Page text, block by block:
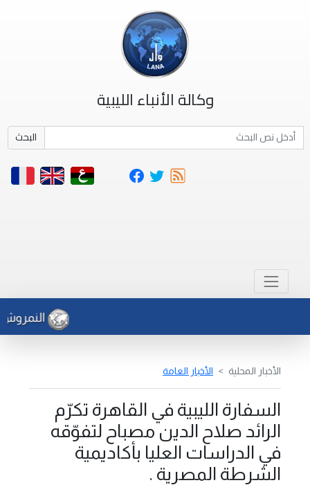
وكالة الأنباء الليبية
البحث
النمروش
الأخبار المحلية الأخبار العامة
السفارة الليبية في القاهرة تكرّم
الرائد صلاح الدين مصباح لتفوّقه
في الدراسات العليا بأكاديمية
الشرطة المصرية .